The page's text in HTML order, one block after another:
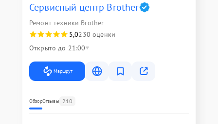
Сервисный центр Brother
Ремонт техники Brother
5,0230 оценки
Открыто до 21:00
Маршрут
ОбзорОтзывы 210